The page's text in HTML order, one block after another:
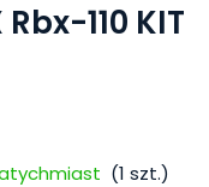
110 KIT
(1 szt.)